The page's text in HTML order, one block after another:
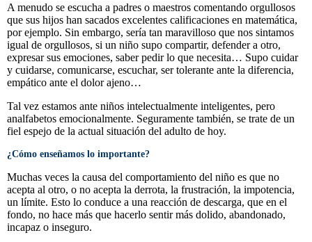
A menudo se escucha a padres o maestros comentando orgullosos
que sus hijos han sacados excelentes calificaciones en matemática,
por ejemplo. Sin embargo, sería tan maravilloso que nos sintamos
igual de orgullosos, si un niño supo compartir, defender a otro,
expresar sus emociones, saber pedir lo que necesita… Supo cuidar
y cuidarse, comunicarse, escuchar, ser tolerante ante la diferencia,
empático ante el dolor ajeno…
Tal vez estamos ante niños intelectualmente inteligentes, pero
analfabetos emocionalmente. Seguramente también, se trate de un
fiel espejo de la actual situación del adulto de hoy.
¿Cómo enseñamos lo importante?
Muchas veces la causa del comportamiento del niño es que no
acepta al otro, o no acepta la derrota, la frustración, la impotencia,
un límite. Esto lo conduce a una reacción de descarga, que en el
fondo, no hace más que hacerlo sentir más dolido, abandonado,
incapaz o inseguro.